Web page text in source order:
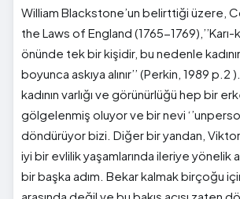
William Blackstone’un belirttiği üzere,
the Laws of England (1765-
önünde tek bir kişidir, bu nedenle
boyunca askıya alınır’’ (Perkin, 1989 p.2
kadının varlığı ve görünürlüğü hep bir
gölgelenmiş oluyor ve bir nevi
döndürüyor bizi. Diğer bir yandan,
iyi bir evlilik yaşamlarında ileriye yönelik
bir başka adım. Bekar kalmak birçoğu